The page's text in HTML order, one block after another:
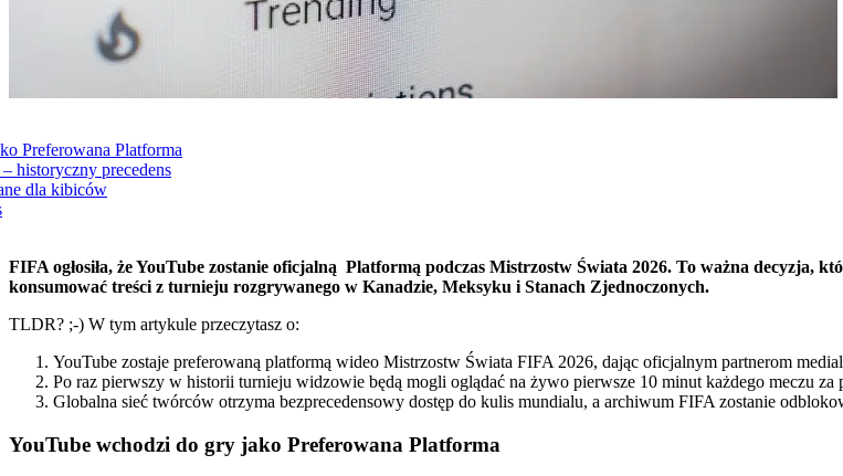
Preferowana Platforma
historyczny precedens
dla kibiców
FIFA ogłosiła, że YouTube zostanie oficjalną Platformą podczas Mistrzostw Świata 2026. To ważna decyzja,
konsumować treści z turnieju rozgrywanego w Kanadzie, Meksyku i Stanach Zjednoczonych.
TLDR? ;-) W tym artykule przeczytasz o:
YouTube zostaje preferowaną platformą wideo Mistrzostw Świata FIFA 2026, dając oficjalnym partnerom
Po raz pierwszy w historii turnieju widzowie będą mogli oglądać na żywo pierwsze 10 minut każdego meczu za
Globalna sieć twórców otrzyma bezprecedensowy dostęp do kulis mundialu, a archiwum FIFA zostanie
YouTube wchodzi do gry jako Preferowana Platforma